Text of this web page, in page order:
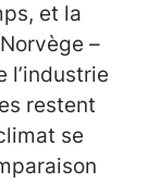
et la
–
l’industrie
restent
se